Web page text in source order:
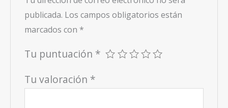
publicada. Los campos obligatorios están
marcados con *
Tu puntuación *
Tu valoración *